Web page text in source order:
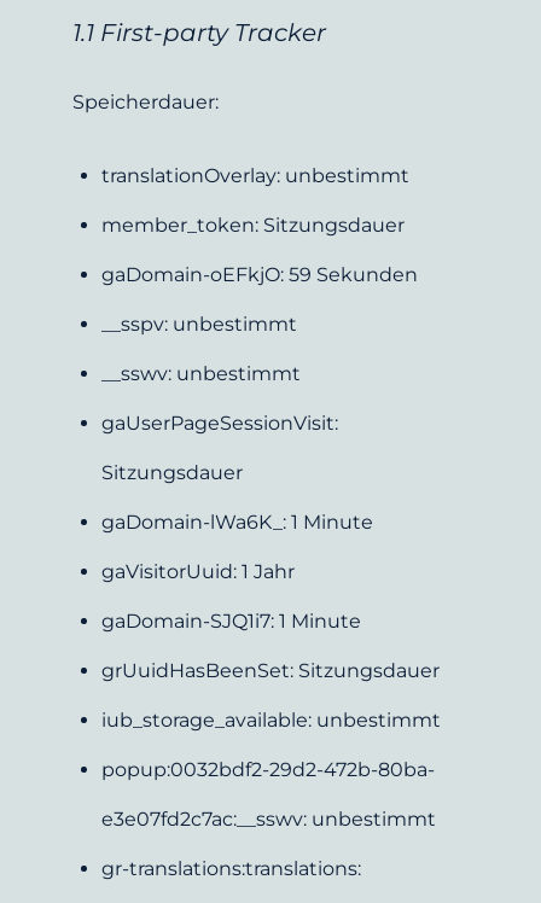
1.1 First-party Tracker
Speicherdauer:
translationOverlay: unbestimmt
member_token: Sitzungsdauer
gaDomain-oEFkjO: 59 Sekunden
__sspv: unbestimmt
__sswv: unbestimmt
gaUserPageSessionVisit:
Sitzungsdauer
gaDomain-lWa6K_: 1 Minute
gaVisitorUuid: 1 Jahr
gaDomain-SJQ1i7: 1 Minute
grUuidHasBeenSet: Sitzungsdauer
iub_storage_available: unbestimmt
popup:0032bdf2-29d2-472b-80ba-
e3e07fd2c7ac:__sswv: unbestimmt
gr-translations:translations: